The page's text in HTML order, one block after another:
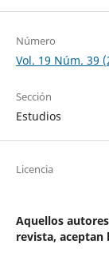
Número
Vol. 19 Núm. 39
Sección
Estudios
Licencia
Aquellos
revista,